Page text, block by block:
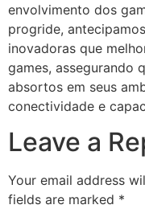
envolvimento dos
progride,
inovadoras que
games, assegurando
absortos em seus
conectividade e
Leave a
Your email address
fields are marked *